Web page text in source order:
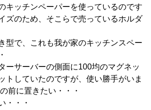
キッチンペーパーを使っているのです
ズのため、そこらで売っているホルダ
型で、これも我が家のキッチンスペー
ーサーバーの側面に100均のマグネッ
トしていたのですが、使い勝手がいま
前に置きたい・・・
・・・